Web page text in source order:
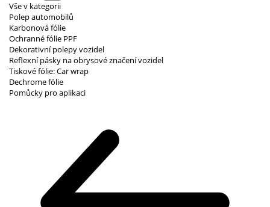
Vše v kategorii
Polep automobilů
Karbonová fólie
Ochranné fólie PPF
Dekorativní polepy vozidel
Reflexní pásky na obrysové značení vozidel
Tiskové fólie: Car wrap
Dechrome fólie
Pomůcky pro aplikaci